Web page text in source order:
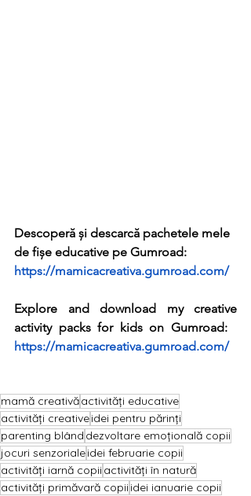
Descoperă și descarcă pachetele mele
de fișe educative pe Gumroad:
https://mamicacreativa.gumroad.com/
Explore and download my creative
activity packs for kids on Gumroad:
https://mamicacreativa.gumroad.com/
mamă creativăactivități educative
activități creativeidei pentru părinți
parenting blând dezvoltare emoțională copii
jocuri senzorialeidei februarie copii
activități iarnă copii activități în natură
activități primăvară copii idei ianuarie copii